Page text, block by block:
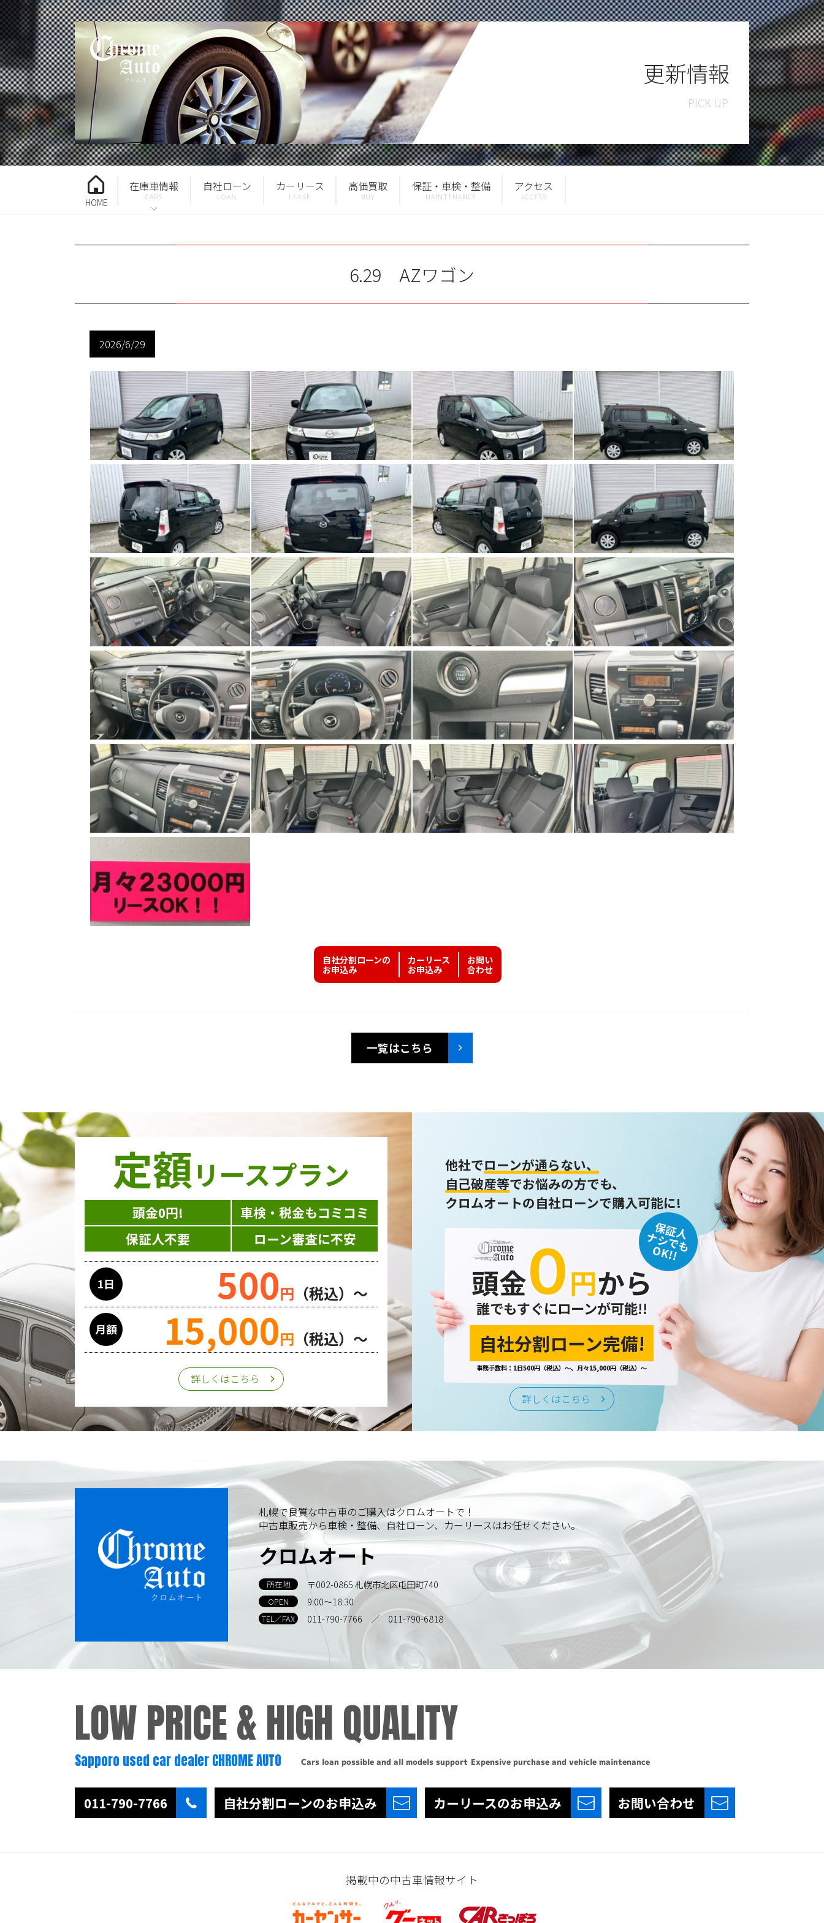
更新情報
HOME
在庫車情報 自社ローン カーリース 高価買取 保証・車検・整備 アクセス
6.29 AZワゴン
2026/6/29
自社分割ローンの
お申込み
カーリース
お申込み
お問い
合わせ
一覧はこちら
定額リースプラン
頭金0円!
車検・税金もコミコミ
保証人不要
ローン審査に不安
1日 500円 （税込）～
月額 15,000円 （税込）～
詳しくはこちら
他社でローンが通らない、
自己破産等でお悩みの方でも、
クロムオートの自社ローンで購入可能に!
保証人
ナシでも
OK!!
頭金０円から
誰でもすぐにローンが可能!!
自社分割ローン完備!
事務手数料：1日500円（税込）～、月々15,000円（税込）～
詳しくはこちら
札幌で良質な中古車のご購入はクロムオートで！
中古車販売から車検・整備、自社ローン、カーリースはお任せください。
クロムオート
所在地 〒002-0865 札幌市北区屯田町740
OPEN 9:00～18:30
TEL／FAX 011-790-7766 ／ 011-790-6818
LOW PRICE &HIGH QUALITY
Sapporo used car dealer CHROME AUTO Cars loan possible and all models support Expensive purchase and vehicle maintenance
011-790-7766 自社分割ローンのお申込み カーリースのお申込み お問い合わせ
掲載中の中古車情報サイト